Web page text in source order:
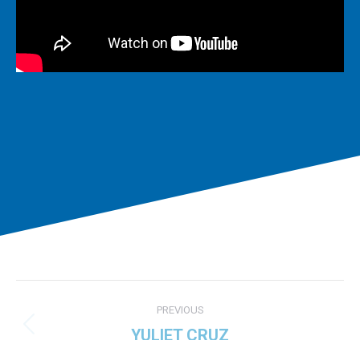
navigation
PREVIOUS
Previous
YULIET CRUZ